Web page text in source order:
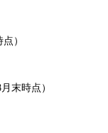
）
末時点）